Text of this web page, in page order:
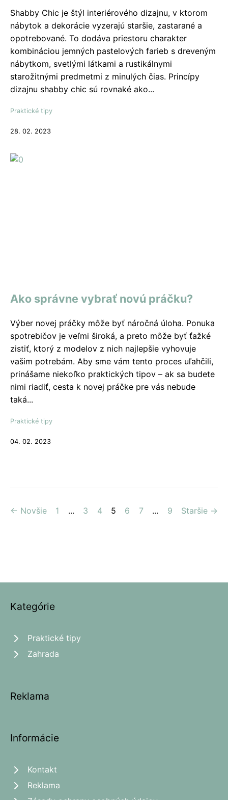
Shabby Chic je štýl interiérového dizajnu, v ktorom
nábytok a dekorácie vyzerajú staršie, zastarané a
opotrebované. To dodáva priestoru charakter
kombináciou jemných pastelových farieb s dreveným
nábytkom, svetlými látkami a rustikálnymi
starožitnými predmetmi z minulých čias. Princípy
dizajnu shabby chic sú rovnaké ako...
Praktické tipy
28. 02. 2023
Ako správne vybrať novú práčku?
Výber novej práčky môže byť náročná úloha. Ponuka
spotrebičov je veľmi široká, a preto môže byť ťažké
zistiť, ktorý z modelov z nich najlepšie vyhovuje
vašim potrebám. Aby sme vám tento proces uľahčili,
prinášame niekoľko praktických tipov – ak sa budete
nimi riadiť, cesta k novej práčke pre vás nebude
taká...
Praktické tipy
04. 02. 2023
← Novšie 1 ... 3 4 5 6 7 ... 9 Staršie →
Kategórie
Praktické tipy
Zahrada
Reklama
Informácie
Kontakt
Reklama